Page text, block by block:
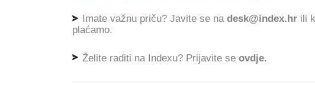
Imate važnu priču? Javite se na desk@index.hr ili
plaćamo.
Želite raditi na Indexu? Prijavite se ovdje.